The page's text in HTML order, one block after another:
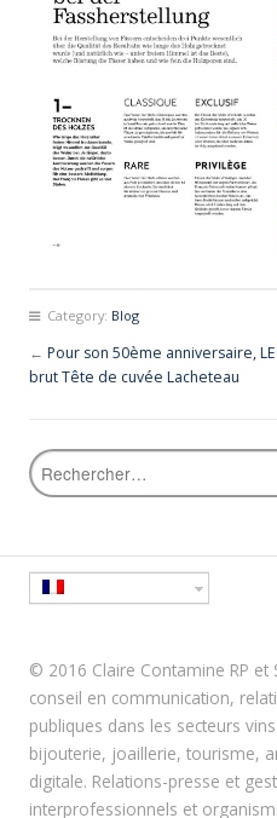
Category: Blog
← Pour son 50ème anniversaire,
brut Tête de cuvée Lacheteau
© 2016 Claire Contamine RP et
conseil en communication,
publiques dans les secteurs
bijouterie, joaillerie, tourisme,
digitale. Relations-presse et
interprofessionnels et